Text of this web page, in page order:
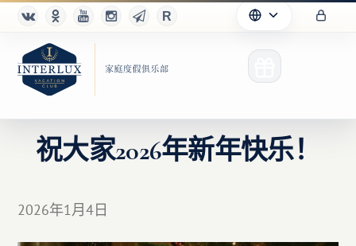
优点
祝大家2026年新年快乐！
2026年1月4日